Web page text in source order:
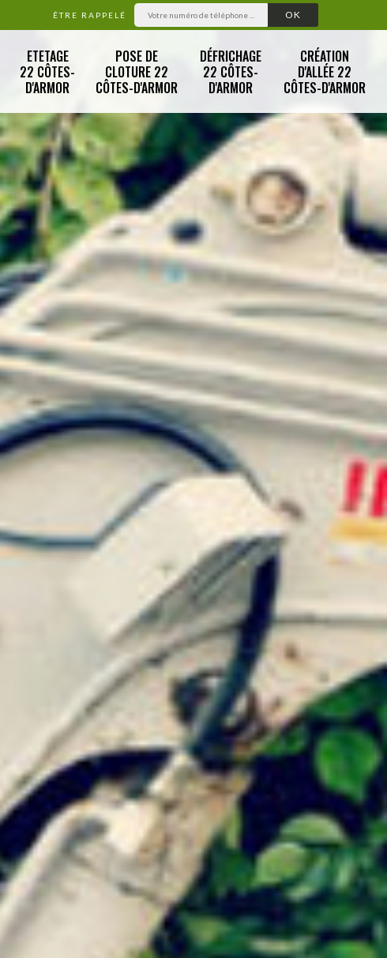
ÊTRE RAPPELÉ
ETETAGE
22 CÔTES-
D'ARMOR
POSE DE
CLOTURE 22
CÔTES-D'ARMOR
DÉFRICHAGE
22 CÔTES-
D'ARMOR
CRÉATION
D'ALLÉE 22
CÔTES-D'ARMOR